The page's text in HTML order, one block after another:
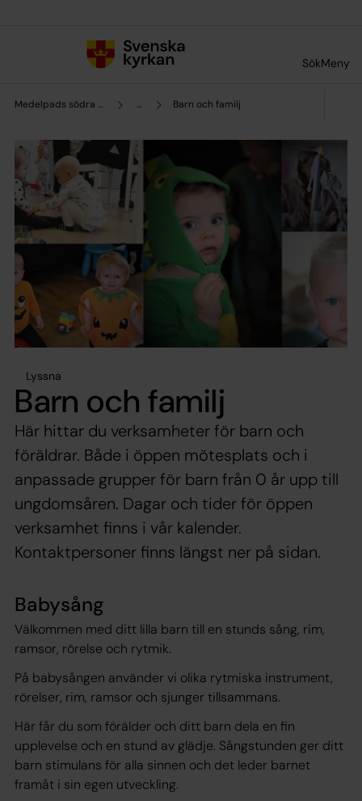
SökMeny
Medelpads södra pastorat ... Barn och familj
Lyssna
Barn och familj
Här hittar du verksamheter för barn och
föräldrar. Både i öppen mötesplats och i
anpassade grupper för barn från 0 år upp till
ungdomsåren. Dagar och tider för öppen
verksamhet finns i vår kalender.
Kontaktpersoner finns längst ner på sidan.
Babysång
Välkommen med ditt lilla barn till en stunds sång, rim,
ramsor, rörelse och rytmik.
På babysången använder vi olika rytmiska instrument,
rörelser, rim, ramsor och sjunger tillsammans.
Här får du som förälder och ditt barn dela en fin
upplevelse och en stund av glädje. Sångstunden ger ditt
barn stimulans för alla sinnen och det leder barnet
framåt i sin egen utveckling.